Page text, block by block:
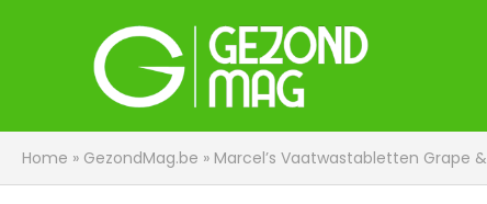
Home » GezondMag.be » Marcel’s Vaatwastabletten Grape